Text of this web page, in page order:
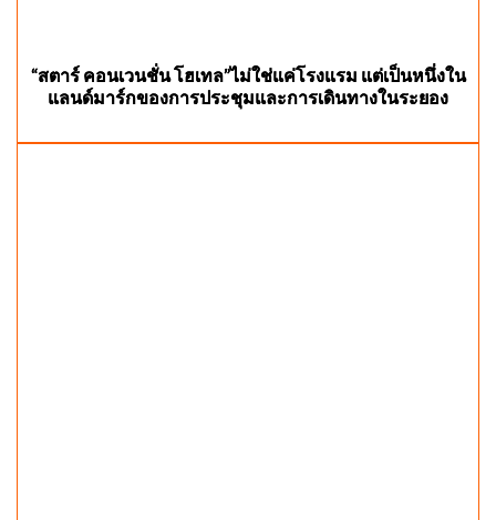
“สตาร์ คอนเวนชั่น โฮเทล”ไม่ใช่แค่โรงแรม แต่เป็นหนึ่งใน
แลนด์มาร์กของการประชุมและการเดินทางในระยอง